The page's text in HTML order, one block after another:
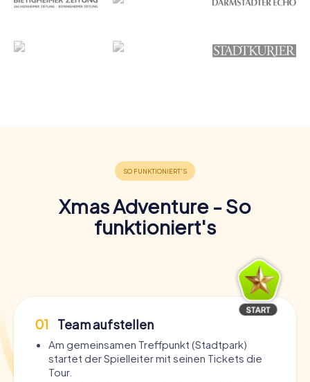
Xmas Adventure - So
funktioniert's
01 Team aufstellen
Am gemeinsamen Treffpunkt (Stadtpark)
startet der Spielleiter mit seinen Tickets die
Tour.